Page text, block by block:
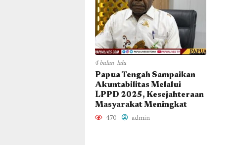
4 bulan lalu
Papua Tengah Sampaikan
Akuntabilitas Melalui
LPPD 2025, Kesejahteraan
Masyarakat Meningkat
470 admin